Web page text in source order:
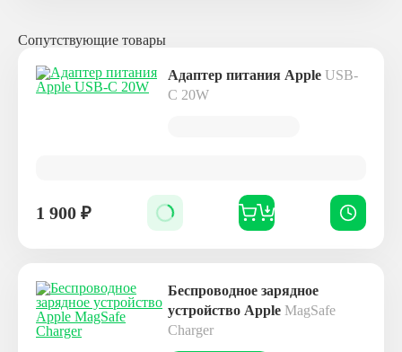
Сопутствующие товары
Адаптер питания AppleUSB-
C 20W
1 900 ₽
Беспроводное зарядное
устройство Apple MagSafe
Charger